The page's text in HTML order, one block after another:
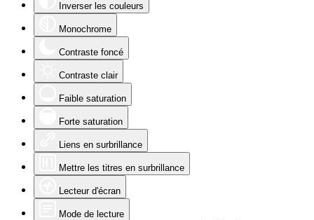
Inverser les couleurs
Monochrome
Contraste foncé
Contraste clair
Faible saturation
Forte saturation
Liens en surbrillance
Mettre les titres en surbrillance
Lecteur d'écran
Mode de lecture